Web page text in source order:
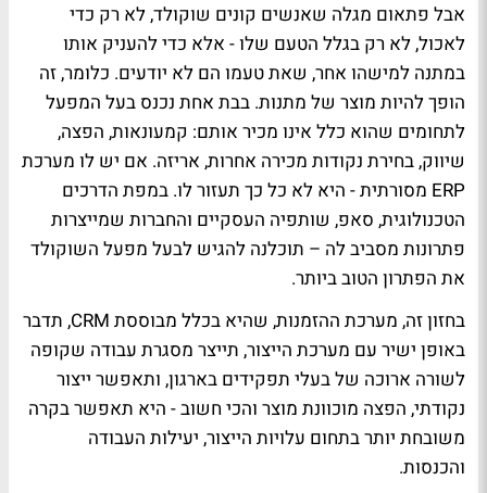
אבל פתאום מגלה שאנשים קונים שוקולד, לא רק כדי
לאכול, לא רק בגלל הטעם שלו - אלא כדי להעניק אותו
במתנה למישהו אחר, שאת טעמו הם לא יודעים. כלומר, זה
הופך להיות מוצר של מתנות. בבת אחת נכנס בעל המפעל
לתחומים שהוא כלל אינו מכיר אותם: קמעונאות, הפצה,
שיווק, בחירת נקודות מכירה אחרות, אריזה. אם יש לו מערכת
ERP מסורתית - היא לא כל כך תעזור לו. במפת הדרכים
הטכנולוגית, סאפ, שותפיה העסקיים והחברות שמייצרות
פתרונות מסביב לה – תוכלנה להגיש לבעל מפעל השוקולד
את הפתרון הטוב ביותר.
בחזון זה, מערכת ההזמנות, שהיא בכלל מבוססת CRM, תדבר
באופן ישיר עם מערכת הייצור, תייצר מסגרת עבודה שקופה
לשורה ארוכה של בעלי תפקידים בארגון, ותאפשר ייצור
נקודתי, הפצה מוכוונת מוצר והכי חשוב - היא תאפשר בקרה
משובחת יותר בתחום עלויות הייצור, יעילות העבודה
והכנסות.